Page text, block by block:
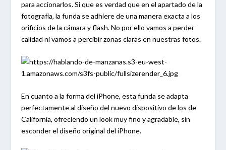
para accionarlos. Si que es verdad que en el apartado de la
fotografía, la funda se adhiere de una manera exacta a los
orificios de la cámara y flash. No por ello vamos a perder
calidad ni vamos a percibir zonas claras en nuestras fotos.
En cuanto a la forma del iPhone, esta funda se adapta
perfectamente al diseño del nuevo dispositivo de los de
California, ofreciendo un look muy fino y agradable, sin
esconder el diseño original del iPhone.